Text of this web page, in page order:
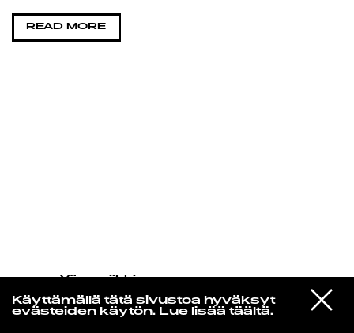
Käyttämällä tätä sivustoa hyväksyt
evästeiden käytön. Lue lisää täältä.
VIESTI
STUDIOON
Yö­mu­siik­kia
Musta Kreivi – Niin On Yö
(Remastered)
KIRJAUDU SISÄÄN
READ MORE